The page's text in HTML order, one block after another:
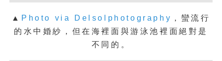
▲ Photo via Delsolphotography ， 蠻流行
的水中婚紗，但在海裡面與游泳池裡面絕對是
不同的。